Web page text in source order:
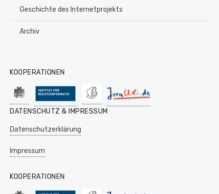
Geschichte des Internetprojekts
Archiv
KOOPERATIONEN
DATENSCHUTZ & IMPRESSUM
Datenschutzerklärung
Impressum
KOOPERATIONEN